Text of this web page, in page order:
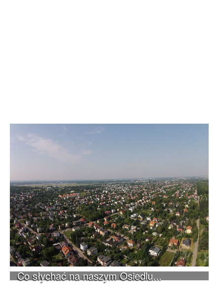
Co słychać na naszym Osiedlu...